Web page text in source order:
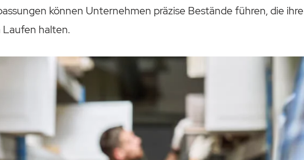
können Unternehmen präzise Bestände führen, die ihre
Laufen halten.